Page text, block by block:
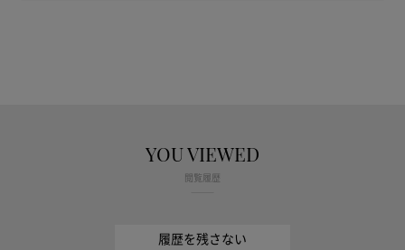
YOU VIEWED
閲覧履歴
履歴を残さない